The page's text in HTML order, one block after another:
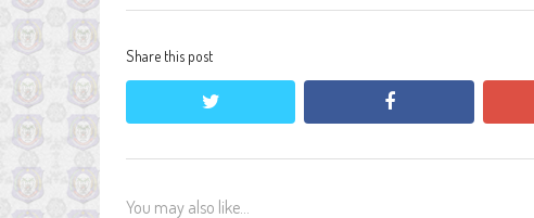
Share this post
twitter facebook
You may also like...